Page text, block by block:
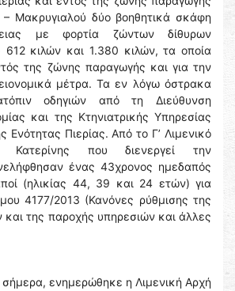
Μακρυγιαλού δύο βοηθητικά σκάφη
με φορτία ζώντων δίθυρων
612 κιλών και 1.380 κιλών, τα οποία
της ζώνης παραγωγής και για την
μέτρα. Τα εν λόγω όστρακα
οδηγιών από τη Διεύθυνση
και της Κτηνιατρικής Υπηρεσίας
Ενότητας Πιερίας. Από το Γ’ Λιμενικό
που διενεργεί την
ένας 43χρονος ημεδαπός
(ηλικίας 44, 39 και 24 ετών) για
4177/2013 (Κανόνες ρύθμισης της
και της παροχής υπηρεσιών και άλλες
ενημερώθηκε η Λιμενική Αρχή